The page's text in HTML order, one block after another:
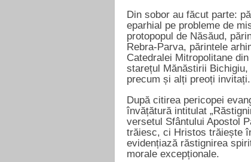
Din sobor au făcut parte:
eparhial pe probleme de
protopopul de Năsăud,
Rebra-Parva, părintele
Catedralei Mitropolitane
starețul Mănăstirii
precum și alți preoți invitați.
După citirea pericopei
învățătură intitulat
versetul Sfântului Apostol
trăiesc, ci Hristos trăiește
evidențiază răstignirea
morale excepționale.